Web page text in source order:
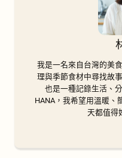
我是一名來自台灣的美
理與季節食材中尋找故
也是一種記錄生活、
HANA，我希望用溫暖、
天都值得